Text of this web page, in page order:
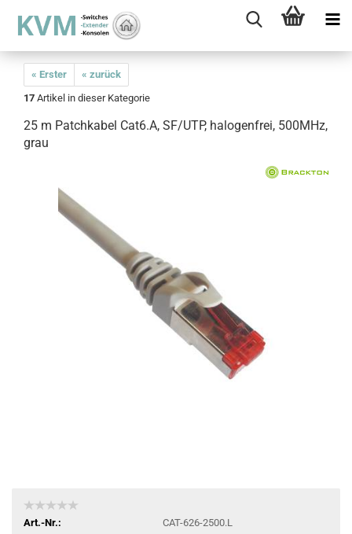
« Erster
« zurück
17 Artikel in dieser Kategorie
25 m Patchkabel Cat6.A, SF/UTP, halogenfrei, 500MHz,
grau
Art.-Nr.:
CAT-626-2500.L